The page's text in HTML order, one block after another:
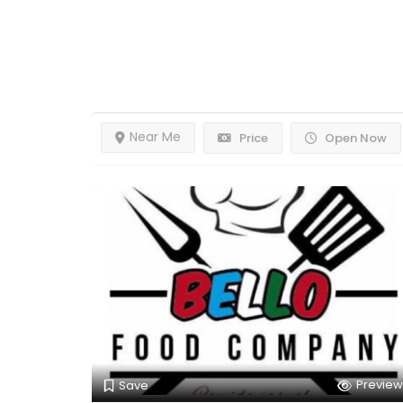
Price Open Now
Near Me
Save Preview